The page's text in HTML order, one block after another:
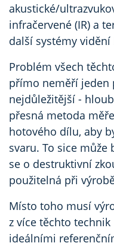
akustické/
infračervené (IR) a
další systémy
Problém všech
přímo neměří jeden
nejdůležitější -
přesná metoda
hotového dílu, aby
svaru. To sice může
se o destruktivní
použitelná při
Místo toho musí
z více těchto
ideálními